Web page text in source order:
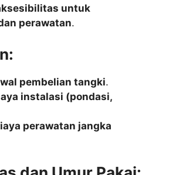
untuk
perawatan.
pembelian tangki.
instalasi (pondasi,
perawatan jangka